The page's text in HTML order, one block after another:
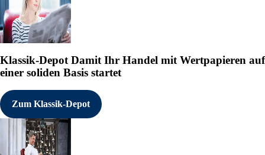
Klassik-DepotDamit Ihr Handel mit Wertpapieren auf
einer soliden Basis startet
Zum Klassik-Depot